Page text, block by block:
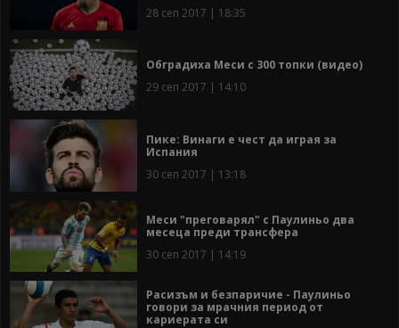
28 сеп 2017 | 18:35
Обградиха Меси с 300 топки (видео)
29 сеп 2017 | 14:10
Пике: Винаги е чест да играя за
Испания
30 сеп 2017 | 13:18
Меси "преговарял" с Паулиньо два
месеца преди трансфера
30 сеп 2017 | 14:19
Расизъм и безпаричие - Паулиньо
говори за мрачния период от
кариерата си